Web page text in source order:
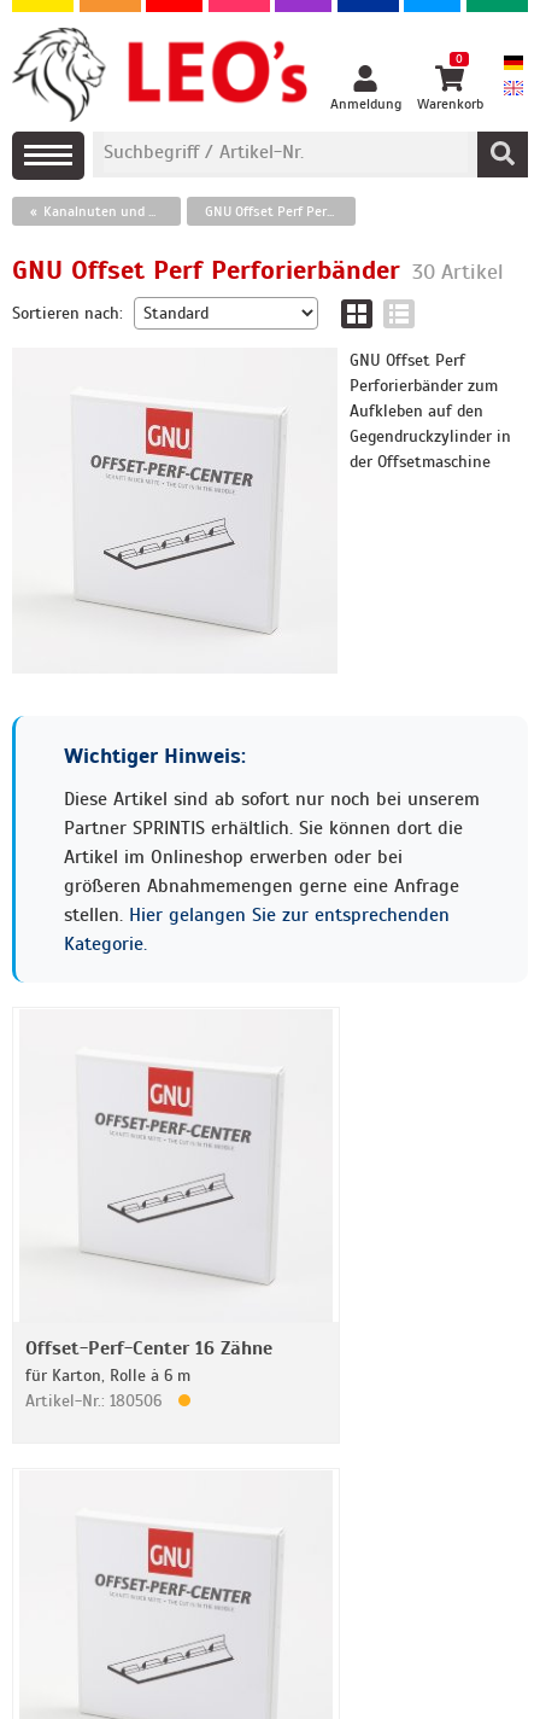
Anmeldung
0
Warenkorb
Kanalnuten und Perforierbänder, Buchdruckzubehör GNU Offset Perf Perforierbänder
GNU Offset Perf Perforierbänder 30 Artikel
Sortieren nach:
GNU Offset Perf
Perforierbänder zum
Aufkleben auf den
Gegendruckzylinder in
der Offsetmaschine
Wichtiger Hinweis:
Diese Artikel sind ab sofort nur noch bei unserem
Partner SPRINTIS erhältlich. Sie können dort die
Artikel im Onlineshop erwerben oder bei
größeren Abnahmemengen gerne eine Anfrage
stellen. Hier gelangen Sie zur entsprechenden
Kategorie.
Offset-Perf-Center 16 Zähne
für Karton, Rolle à 6 m
Artikel-Nr.: 180506